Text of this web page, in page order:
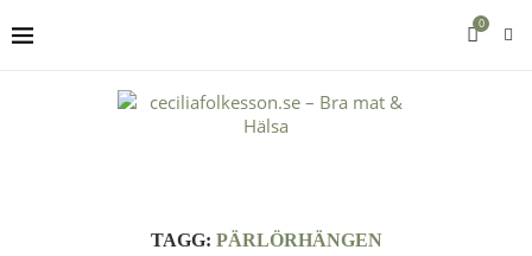
0
TAGG: PÄRLÖRHÄNGEN